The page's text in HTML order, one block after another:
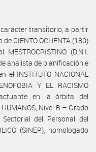
carácter transitorio, a partir
CIENTO OCHENTA (180)
(D.N.I.
analista de planificación e
INSTITUTO NACIONAL
Y EL RACISMO
actuante en la órbita del
HUMANOS, Nivel B – Grado
del Personal del
(SINEP), homologado